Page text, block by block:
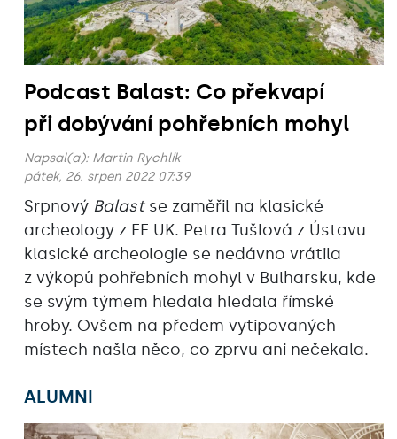
Podcast Balast: Co překvapí
při dobývání pohřebních mohyl
Napsal(a): Martin Rychlík
pátek, 26. srpen 2022 07:39
Srpnový Balastse zaměřil na klasické
archeology z FF UK. Petra Tušlová z Ústavu
klasické archeologie se nedávno vrátila
z výkopů pohřebních mohyl v Bulharsku, kde
se svým týmem hledala hledala římské
hroby. Ovšem na předem vytipovaných
místech našla něco, co zprvu ani nečekala.
ALUMNI